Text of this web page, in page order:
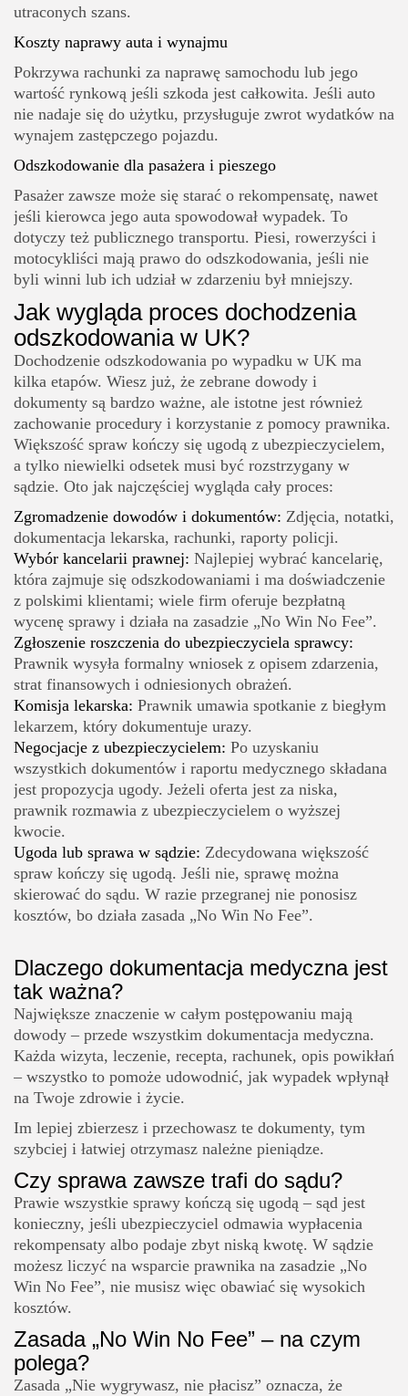
utraconych szans.
Koszty naprawy auta i wynajmu
Pokrzywa rachunki za naprawę samochodu lub jego
wartość rynkową jeśli szkoda jest całkowita. Jeśli auto
nie nadaje się do użytku, przysługuje zwrot wydatków na
wynajem zastępczego pojazdu.
Odszkodowanie dla pasażera i pieszego
Pasażer zawsze może się starać o rekompensatę, nawet
jeśli kierowca jego auta spowodował wypadek. To
dotyczy też publicznego transportu. Piesi, rowerzyści i
motocykliści mają prawo do odszkodowania, jeśli nie
byli winni lub ich udział w zdarzeniu był mniejszy.
Jak wygląda proces dochodzenia
odszkodowania w UK?
Dochodzenie odszkodowania po wypadku w UK ma
kilka etapów. Wiesz już, że zebrane dowody i
dokumenty są bardzo ważne, ale istotne jest również
zachowanie procedury i korzystanie z pomocy prawnika.
Większość spraw kończy się ugodą z ubezpieczycielem,
a tylko niewielki odsetek musi być rozstrzygany w
sądzie. Oto jak najczęściej wygląda cały proces:
Zgromadzenie dowodów i dokumentów: Zdjęcia, notatki,
dokumentacja lekarska, rachunki, raporty policji.
Wybór kancelarii prawnej: Najlepiej wybrać kancelarię,
która zajmuje się odszkodowaniami i ma doświadczenie
z polskimi klientami; wiele firm oferuje bezpłatną
wycenę sprawy i działa na zasadzie „No Win No Fee”.
Zgłoszenie roszczenia do ubezpieczyciela sprawcy:
Prawnik wysyła formalny wniosek z opisem zdarzenia,
strat finansowych i odniesionych obrażeń.
Komisja lekarska: Prawnik umawia spotkanie z biegłym
lekarzem, który dokumentuje urazy.
Negocjacje z ubezpieczycielem: Po uzyskaniu
wszystkich dokumentów i raportu medycznego składana
jest propozycja ugody. Jeżeli oferta jest za niska,
prawnik rozmawia z ubezpieczycielem o wyższej
kwocie.
Ugoda lub sprawa w sądzie: Zdecydowana większość
spraw kończy się ugodą. Jeśli nie, sprawę można
skierować do sądu. W razie przegranej nie ponosisz
kosztów, bo działa zasada „No Win No Fee”.
Dlaczego dokumentacja medyczna jest
tak ważna?
Największe znaczenie w całym postępowaniu mają
dowody – przede wszystkim dokumentacja medyczna.
Każda wizyta, leczenie, recepta, rachunek, opis powikłań
– wszystko to pomoże udowodnić, jak wypadek wpłynął
na Twoje zdrowie i życie.
Im lepiej zbierzesz i przechowasz te dokumenty, tym
szybciej i łatwiej otrzymasz należne pieniądze.
Czy sprawa zawsze trafi do sądu?
Prawie wszystkie sprawy kończą się ugodą – sąd jest
konieczny, jeśli ubezpieczyciel odmawia wypłacenia
rekompensaty albo podaje zbyt niską kwotę. W sądzie
możesz liczyć na wsparcie prawnika na zasadzie „No
Win No Fee”, nie musisz więc obawiać się wysokich
kosztów.
Zasada „No Win No Fee” – na czym
polega?
Zasada „Nie wygrywasz, nie płacisz” oznacza, że